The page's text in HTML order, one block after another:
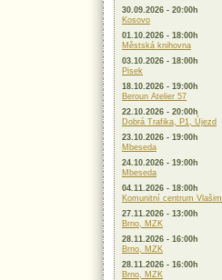
30.09.2026 - 20:00h
Kosovo
01.10.2026 - 18:00h
Městská knihovna
03.10.2026 - 18:00h
Pisek
18.10.2026 - 19:00h
Beroun Atelier 57
22.10.2026 - 20:00h
Dobrá Trafika, P1, Újezd
23.10.2026 - 19:00h
Mbeseda
24.10.2026 - 19:00h
Mbeseda
04.11.2026 - 18:00h
Komunitní centrum Vlašim
27.11.2026 - 13:00h
Brno, MZK
28.11.2026 - 16:00h
Brno, MZK
28.11.2026 - 16:00h
Brno, MZK